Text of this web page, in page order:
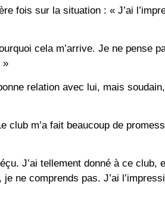
fois sur la situation : « J’ai
cela m’arrive. Je ne pense
»
relation avec lui, mais
club m’a fait beaucoup de
J’ai tellement donné à ce club,
ne comprends pas. J’ai